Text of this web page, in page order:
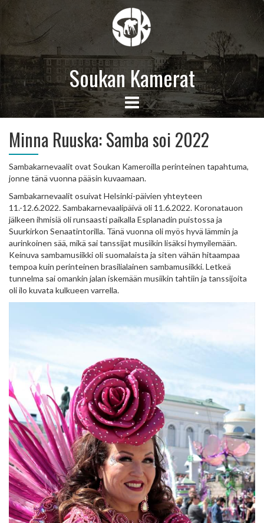
Soukan Kamerat
Minna Ruuska: Samba soi 2022
Sambakarnevaalit ovat Soukan Kameroilla perinteinen tapahtuma,
jonne tänä vuonna pääsin kuvaamaan.
Sambakarnevaalit osuivat Helsinki-päivien yhteyteen
11.-12.6.2022. Sambakarnevaalipäivä oli 11.6.2022. Koronatauon
jälkeen ihmisiä oli runsaasti paikalla Esplanadin puistossa ja
Suurkirkon Senaatintorilla. Tänä vuonna oli myös hyvä lämmin ja
aurinkoinen sää, mikä sai tanssijat musiikin lisäksi hymyilemään.
Keinuva sambamusiikki oli suomalaista ja siten vähän hitaampaa
tempoa kuin perinteinen brasilialainen sambamusiikki. Letkeä
tunnelma sai omankin jalan iskemään musiikin tahtiin ja tanssijoita
oli ilo kuvata kulkueen varrella.